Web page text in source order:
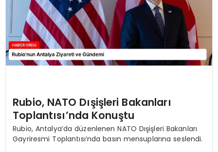
MAGAZIN
SPOR
YAŞAM
Rubio, NATO Dışişleri Bakanları
Toplantısı’nda Konuştu
Rubio, Antalya’da düzenlenen NATO Dışişleri Bakanları
Gayriresmi Toplantısı’nda basın mensuplarına seslendi.